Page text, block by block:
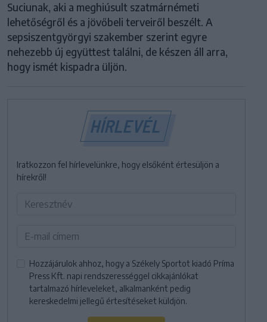
Suciunak, aki a meghiúsult szatmárnémeti
lehetőségről és a jövőbeli terveiről beszélt. A
sepsiszentgyörgyi szakember szerint egyre
nehezebb új együttest találni, de készen áll arra,
hogy ismét kispadra üljön.
HÍRLEVÉL
Iratkozzon fel hírlevelünkre, hogy elsőként értesüljön a
hírekről!
Hozzájárulok ahhoz, hogy a Székely Sportot kiadó Príma
Press Kft. napi rendszerességgel cikkajánlókat
tartalmazó hírleveleket, alkalmanként pedig
kereskedelmi jellegű értesítéseket küldjön.